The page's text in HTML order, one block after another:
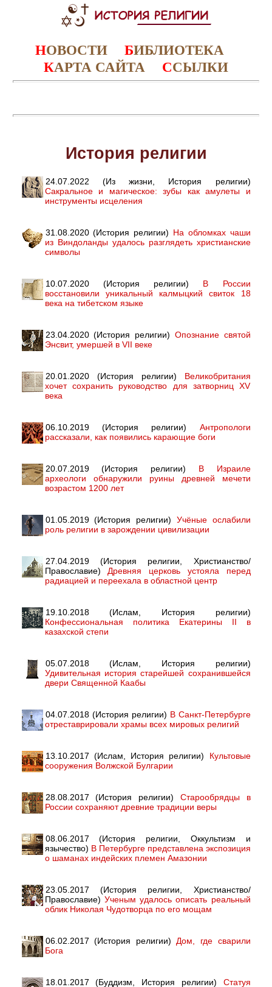
НОВОСТИ БИБЛИОТЕКА
КАРТА САЙТА ССЫЛКИ
История религии
24.07.2022 (Из жизни, История религии)
Сакральное и магическое: зубы как амулеты и
инструменты исцеления
31.08.2020 (История религии) На обломках чаши
из Виндоланды удалось разглядеть христианские
символы
10.07.2020 (История религии) В России
восстановили уникальный калмыцкий свиток 18
века на тибетском языке
23.04.2020 (История религии) Опознание святой
Энсвит, умершей в VII веке
20.01.2020 (История религии) Великобритания
хочет сохранить руководство для затворниц XV
века
06.10.2019 (История религии) Антропологи
рассказали, как появились карающие боги
20.07.2019 (История религии) В Израиле
археологи обнаружили руины древней мечети
возрастом 1200 лет
01.05.2019 (История религии) Учёные ослабили
роль религии в зарождении цивилизации
27.04.2019 (История религии, Христианство/
Православие) Древняя церковь устояла перед
радиацией и переехала в областной центр
19.10.2018 (Ислам, История религии)
Конфессиональная политика Екатерины II в
казахской степи
05.07.2018 (Ислам, История религии)
Удивительная история старейшей сохранившейся
двери Священной Каабы
04.07.2018 (История религии) В Санкт-Петербурге
отреставрировали храмы всех мировых религий
13.10.2017 (Ислам, История религии) Культовые
сооружения Волжской Булгарии
28.08.2017 (История религии) Старообрядцы в
России сохраняют древние традиции веры
08.06.2017 (История религии, Оккультизм и
язычество) В Петербурге представлена экспозиция
о шаманах индейских племен Амазонии
23.05.2017 (История религии, Христианство/
Православие) Ученым удалось описать реальный
облик Николая Чудотворца по его мощам
06.02.2017 (История религии) Дом, где сварили
Бога
18.01.2017 (Буддизм, История религии) Статуя